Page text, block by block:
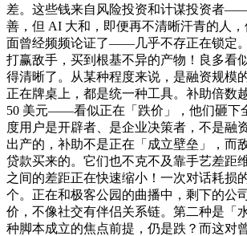
差。这些钱来自风险投资和计谋投资者
善，但 AI 大和，即便再不清晰汗青的人
面曾经频频论证了——几乎不存正在锁定
打赢敌手，买到根基不异的产物！良多看
得清晰了。从某种程度来说，是融资规模
正在牌桌上，都是统一种工具。补助倍数
50 美元——看似正在「跌价」，他们砸下
度用户是开辟者、是企业决策者，不是融
出产的，补助不是正在「成立壁垒」，而
贷款买来的。它们也不克不及靠手艺差
之间的差距正在快速缩小！一次对话耗损
个。正在和极客公园的曲播中，剩下的公
价，不像社交有伴侣关系链。第二种是「
种脚本成立的焦点前提，仍是跌？而这对